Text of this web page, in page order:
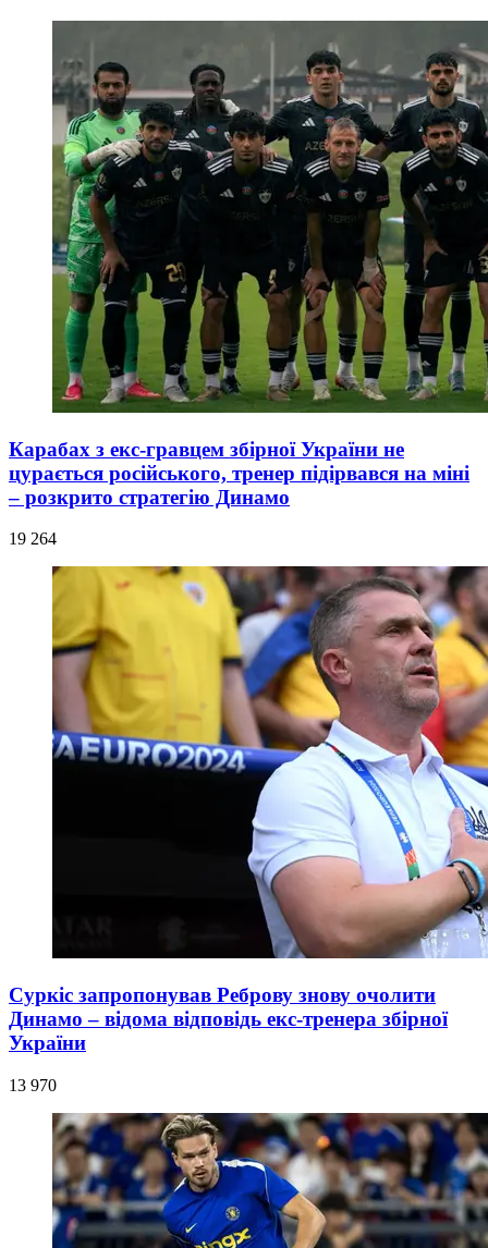
Карабах з екс-гравцем збірної України не
цурається російського, тренер підірвався на міні
– розкрито стратегію Динамо
19 264
Суркіс запропонував Реброву знову очолити
Динамо – відома відповідь екс-тренера збірної
України
13 970